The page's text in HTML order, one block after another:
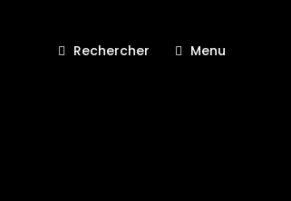
Rechercher Menu